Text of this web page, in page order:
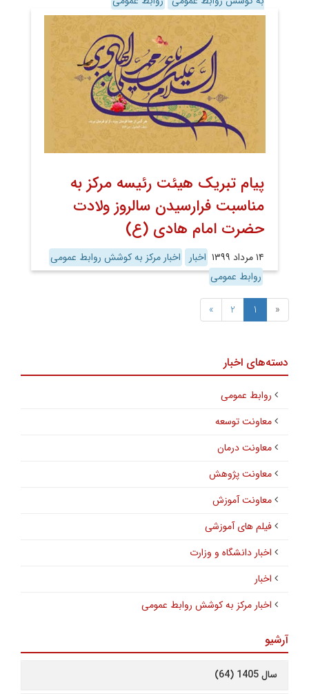
پیام تبریک هیئت رئیسه مرکز به
مناسبت فرارسیدن سالروز ولادت
حضرت امام هادی (ع)
۱۴ مرداد ۱۳۹۹ اخبار
اخبار مرکز به کوشش روابط عمومی
روابط عمومی
«
1
2
»
دسته‌های اخبار
روابط عمومی
معاونت توسعه
معاونت درمان
معاونت پژوهش
معاونت آموزش
فیلم های آموزشی
اخبار دانشگاه و وزارت
اخبار
اخبار مرکز به کوشش روابط عمومی
آرشیو
سال 1405 (64)